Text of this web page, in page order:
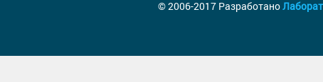
© 2006-2017 Разработано